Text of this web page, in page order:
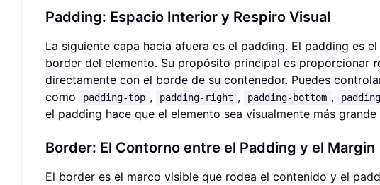
Padding: Espacio Interior y Respiro Visual
La siguiente capa hacia afuera es el padding. El padding es
border del elemento. Su propósito principal es proporcionar
directamente con el borde de su contenedor. Puedes
como
padding-top , padding-right , padding-bottom ,
el padding hace que el elemento sea visualmente más
Border: El Contorno entre el Padding y el Margin
El border es el marco visible que rodea el contenido y el